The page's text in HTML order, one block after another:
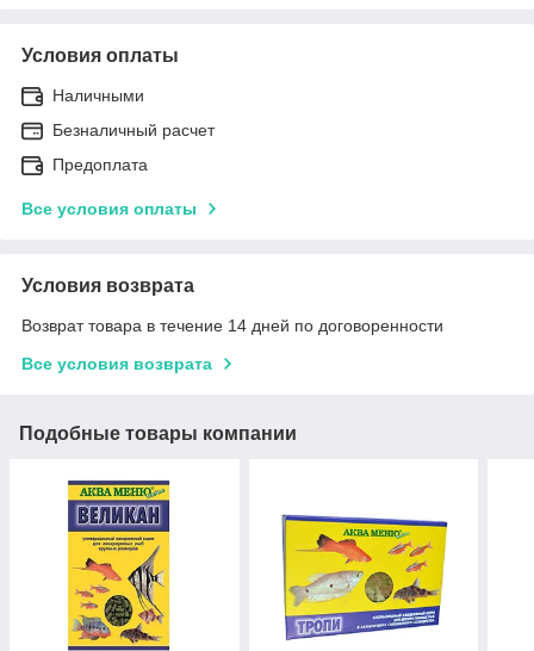
Условия оплаты
Наличными
Безналичный расчет
Предоплата
Все условия оплаты
Условия возврата
Возврат товара в течение 14 дней по договоренности
Все условия возврата
Подобные товары компании